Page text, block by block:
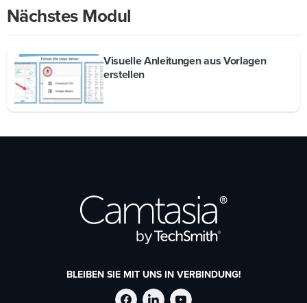
Nächstes Modul
Visuelle Anleitungen aus Vorlagen
erstellen
BLEIBEN SIE MIT UNS IN VERBINDUNG!